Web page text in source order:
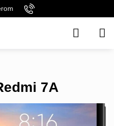
7A